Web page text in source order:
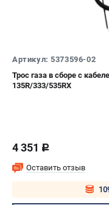
Артикул: 5373596-02
Трос газа в сборе с
135R/333/535RX
4 351 c
Оставить отзыв